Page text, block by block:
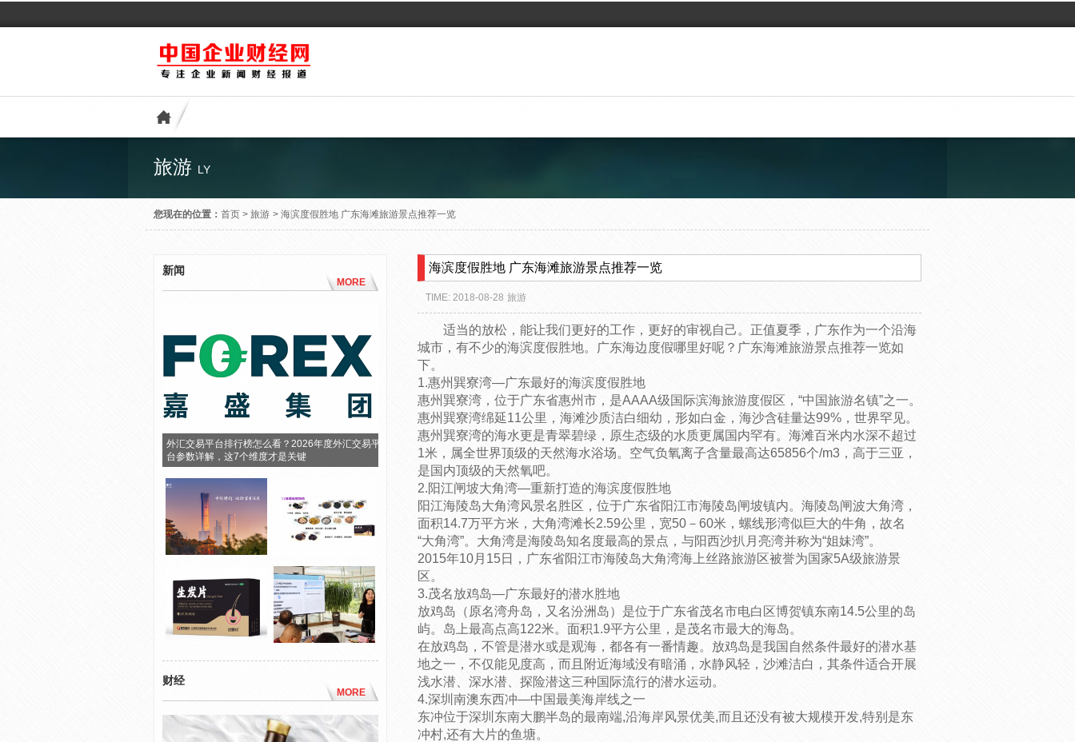
旅游 LY
您现在的位置： 首页 > 旅游 > 海滨度假胜地 广东海滩旅游景点推荐一览
新闻
MORE
外汇交易平台排行榜怎么看？2026年度外汇交易平
台参数详解，这7个维度才是关键
财经
MORE
海滨度假胜地 广东海滩旅游景点推荐一览
TIME: 2018-08-28 旅游
适当的放松，能让我们更好的工作，更好的审视自己。正值夏季，广东作为一个沿海
城市，有不少的海滨度假胜地。广东海边度假哪里好呢？广东海滩旅游景点推荐一览如
下。
1.惠州巽寮湾—广东最好的海滨度假胜地
惠州巽寮湾，位于广东省惠州市，是AAAA级国际滨海旅游度假区，“中国旅游名镇”之一。
惠州巽寮湾绵延11公里，海滩沙质洁白细幼，形如白金，海沙含硅量达99%，世界罕见。
惠州巽寮湾的海水更是青翠碧绿，原生态级的水质更属国内罕有。海滩百米内水深不超过
1米，属全世界顶级的天然海水浴场。空气负氧离子含量最高达65856个/m3，高于三亚，
是国内顶级的天然氧吧。
2.阳江闸坡大角湾—重新打造的海滨度假胜地
阳江海陵岛大角湾风景名胜区，位于广东省阳江市海陵岛闸坡镇内。海陵岛闸波大角湾，
面积14.7万平方米，大角湾滩长2.59公里，宽50－60米，螺线形湾似巨大的牛角，故名
“大角湾”。大角湾是海陵岛知名度最高的景点，与阳西沙扒月亮湾并称为“姐妹湾”。
2015年10月15日，广东省阳江市海陵岛大角湾海上丝路旅游区被誉为国家5A级旅游景
区。
3.茂名放鸡岛—广东最好的潜水胜地
放鸡岛（原名湾舟岛，又名汾洲岛）是位于广东省茂名市电白区博贺镇东南14.5公里的岛
屿。岛上最高点高122米。面积1.9平方公里，是茂名市最大的海岛。
在放鸡岛，不管是潜水或是观海，都各有一番情趣。放鸡岛是我国自然条件最好的潜水基
地之一，不仅能见度高，而且附近海域没有暗涌，水静风轻，沙滩洁白，其条件适合开展
浅水潜、深水潜、探险潜这三种国际流行的潜水运动。
4.深圳南澳东西冲—中国最美海岸线之一
东冲位于深圳东南大鹏半岛的最南端,沿海岸风景优美,而且还没有被大规模开发,特别是东
冲村,还有大片的鱼塘。